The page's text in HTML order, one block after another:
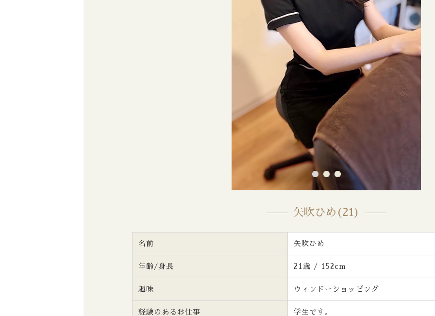
矢吹ひめ(21)
名前 矢吹ひめ
年齢/身長 21歳 / 152cm
趣味 ウィンドーショッピング
経験のあるお仕事 学生です。